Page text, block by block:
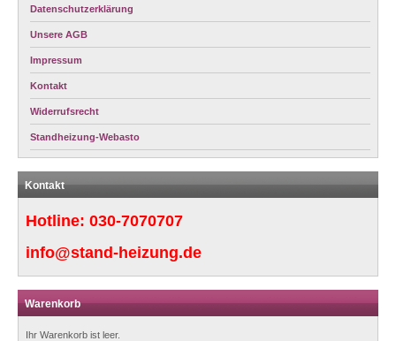
Datenschutzerklärung
Unsere AGB
Impressum
Kontakt
Widerrufsrecht
Standheizung-Webasto
Kontakt
Hotline: 030-7070707
info@stand-heizung.de
Warenkorb
Ihr Warenkorb ist leer.